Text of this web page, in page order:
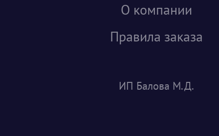
О компании
Правила заказа
ИП Балова М.Д.